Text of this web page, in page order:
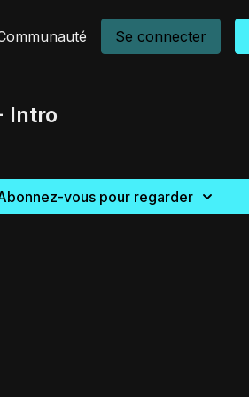
Se connecter
Intro
vous pour regarder